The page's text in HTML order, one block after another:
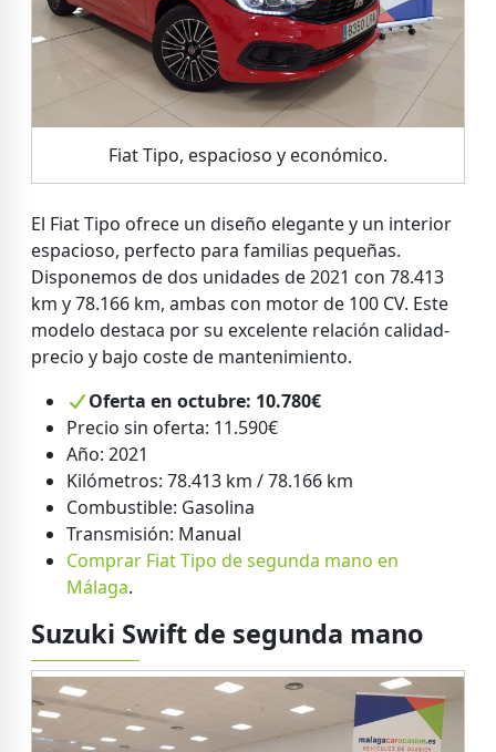
Fiat Tipo, espacioso y económico.
El Fiat Tipo ofrece un diseño elegante y un interior
espacioso, perfecto para familias pequeñas.
Disponemos de dos unidades de 2021 con 78.413
km y 78.166 km, ambas con motor de 100 CV. Este
modelo destaca por su excelente relación calidad-
precio y bajo coste de mantenimiento.
Oferta en octubre: 10.780€
Precio sin oferta: 11.590€
Año: 2021
Kilómetros: 78.413 km / 78.166 km
Combustible: Gasolina
Transmisión: Manual
Comprar Fiat Tipo de segunda mano en
Málaga.
Suzuki Swift de segunda mano